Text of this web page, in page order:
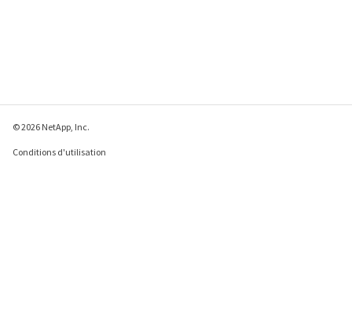
© 2026 NetApp, Inc.
Conditions d'utilisation